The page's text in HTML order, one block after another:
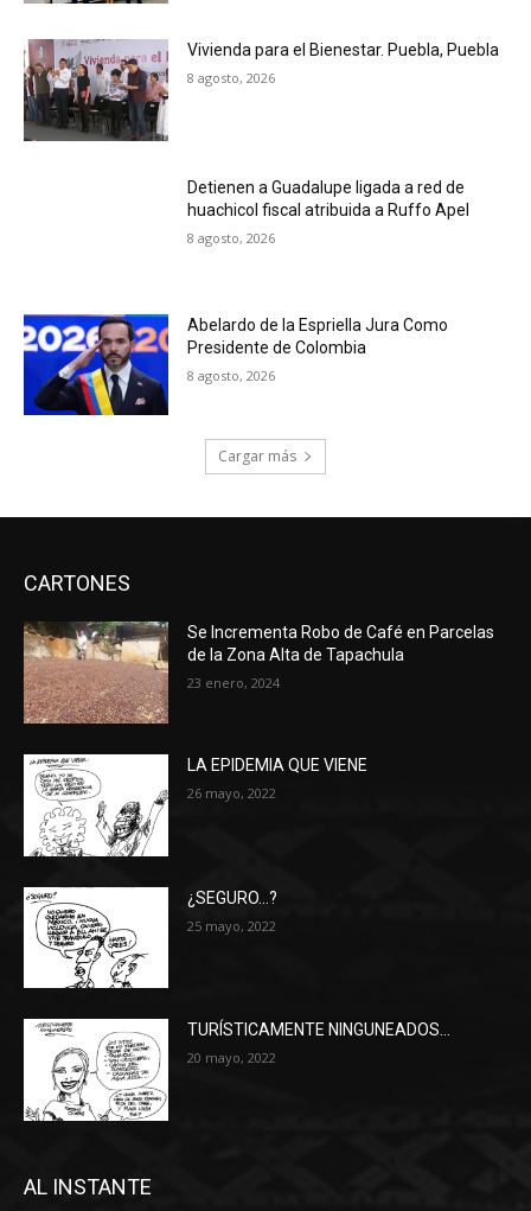
Vivienda para el Bienestar. Puebla, Puebla
8 agosto, 2026
Detienen a Guadalupe ligada a red de
huachicol fiscal atribuida a Ruffo Apel
8 agosto, 2026
Abelardo de la Espriella Jura Como
Presidente de Colombia
8 agosto, 2026
Cargar más
CARTONES
Se Incrementa Robo de Café en Parcelas
de la Zona Alta de Tapachula
23 enero, 2024
LA EPIDEMIA QUE VIENE
26 mayo, 2022
¿SEGURO…?
25 mayo, 2022
TURÍSTICAMENTE NINGUNEADOS…
20 mayo, 2022
AL INSTANTE